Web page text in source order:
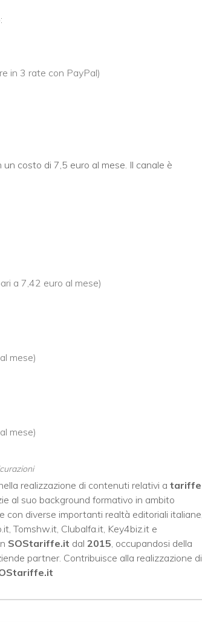
:
in 3 rate con PayPal)
un costo di 7,5 euro al mese. Il canale è
a 7,42 euro al mese)
mese)
mese)
realizzazione di contenuti relativi a tariffe
al suo background formativo in ambito
con diverse importanti realtà editoriali italiane,
Tomshw.it Clubalfa.it Key4biz.it e
SOStariffe.it dal 2015 , occupandosi della
partner. Contribuisce alla realizzazione di